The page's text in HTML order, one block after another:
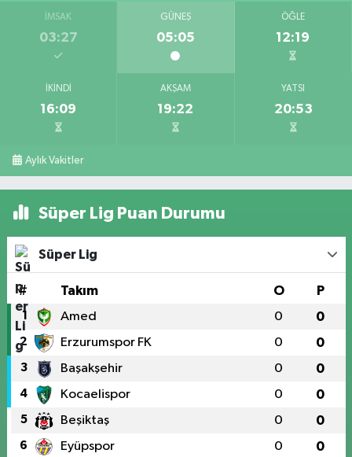
İMSAK
03:27
GÜNEŞ
05:05
ÖĞLE
12:19
İKINDI
16:09
AKŞAM
19:22
YATSI
20:53
Aylık Vakitler
Süper Lig Puan Durumu
Süper Lig
# Takım O P
1 Amed 0 0
2 Erzurumspor FK 0 0
3 Başakşehir 0 0
4 Kocaelispor 0 0
5 Beşiktaş 0 0
6 Eyüpspor 0 0